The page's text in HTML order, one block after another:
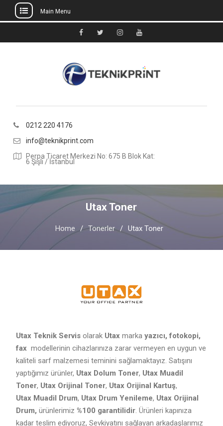
to
Main Menu
Facebook
TwitterInstagramYoutube
0212 220 4176
info@teknikprint.com
Perpa Ticaret Merkezi No: 675 B Blok Kat:
6 Şişli / İstanbul
Utax Toner
Home Tonerler Utax Toner
Utax Teknik Servis olarakUtaxmarkayazıcı, fotokopi,
fax modellerinin cihazlarınıza zarar vermeyen en uygun ve
kaliteli sarf malzemesi teminini sağlamaktayız. Satışını
yaptığımız ürünler, UtaxDolum Toner, UtaxMuadil
Toner, UtaxOrijinal Toner, UtaxOrijinal Kartuş,
UtaxMuadil Drum, UtaxDrum Yenileme, UtaxOrijinal
Drum, ürünlerimiz %100 garantilidir. Ürünleri kapınıza
kadar teslim ediyoruz, Sevkiyatını sağlayan arkadaşlarımız